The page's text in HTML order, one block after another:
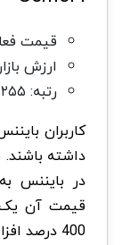
قیمت فعلی:
ارزش بازار: ۲۰۵.۱۵ میلیون
رتبه: ۲۵۵
کاربران
در بایننس
قیمت آن
400 درصد افزایش یافت.